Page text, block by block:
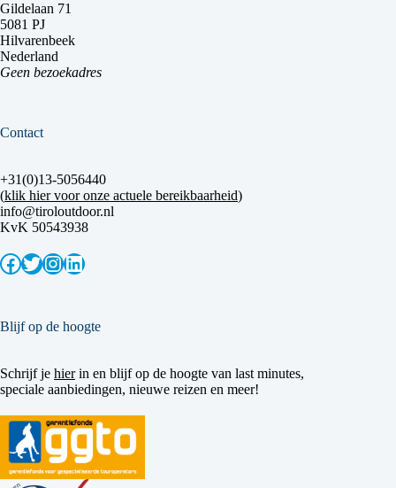
Gildelaan 71
5081 PJ
Hilvarenbeek
Nederland
Geen bezoekadres
Contact
+31(0)13-5056440
(klik hier voor onze actuele bereikbaarheid)
info@tiroloutdoor.nl
KvK 50543938
Facebook
Twitter
Instagram
LinkedIn
Blijf op de hoogte
Schrijf je hierin en blijf op de hoogte van last minutes,
speciale aanbiedingen, nieuwe reizen en meer!